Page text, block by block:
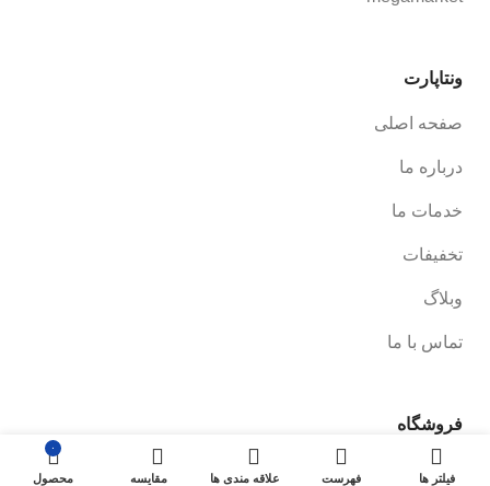
ونتاپارت
صفحه اصلی
درباره ما
خدمات ما
تخفیفات
وبلاگ
تماس با ما
فروشگاه
صفحه فروشگاه
فیلتر ها فهرست علاقه مندی ها مقایسه
۰
محصول